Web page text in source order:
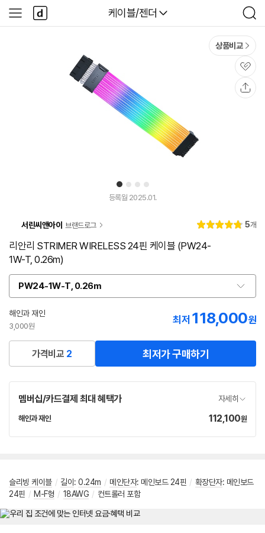
다나와
케이블/젠더
검
색
사
이
다
나
와
1 2 3 4
상품비교
관
심
등록월 2025.01.
서린씨앤아이 브랜드로그
별
4.
리
5개
리안리 STRIMER WIRELESS 24핀 케이블 (PW24-
1W-T, 0.26m)
PW24-1W-T, 0.26m
옵
션
선
택
해인과 재인네
페
이
3,000원
최저 118,000원
가격비교 2 최저가 구매하기
멤버십/카드결제 최대 혜택가 자세히
해인과 재인네
가
112,100원
슬리빙 케이블 / 길이 : 0.24m / 메인단자: 메인보드 24핀 / 확장단자: 메인보드
24핀 / M-F형 / 18AWG / 컨트롤러 포함